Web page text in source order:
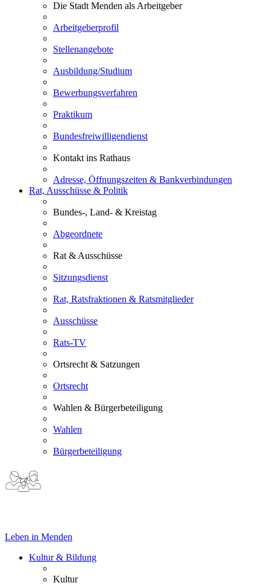
Die Stadt Menden als Arbeitgeber
Arbeitgeberprofil
Stellenangebote
Ausbildung/Studium
Bewerbungsverfahren
Praktikum
Bundesfreiwilligendienst
Kontakt ins Rathaus
Adresse, Öffnungszeiten & Bankverbindungen
Rat, Ausschüsse & Politik
Bundes-, Land- & Kreistag
Abgeordnete
Rat & Ausschüsse
Sitzungsdienst
Rat, Ratsfraktionen & Ratsmitglieder
Ausschüsse
Rats-TV
Ortsrecht & Satzungen
Ortsrecht
Wahlen & Bürgerbeteiligung
Wahlen
Bürgerbeteiligung
Leben in Menden
Kultur & Bildung
Kultur